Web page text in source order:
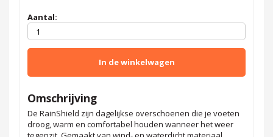
Aantal:
In de winkelwagen
Omschrijving
De RainShield zijn dagelijkse overschoenen die je voeten
droog, warm en comfortabel houden wanneer het weer